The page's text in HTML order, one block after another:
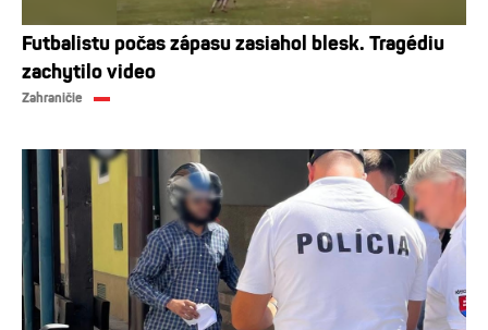
Futbalistu počas zápasu zasiahol blesk. Tragédiu
zachytilo video
Zahraničie